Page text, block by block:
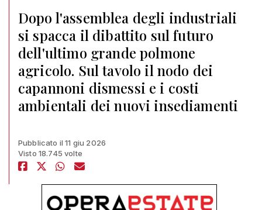
Dopo l'assemblea degli industriali
si spacca il dibattito sul futuro
dell'ultimo grande polmone
agricolo. Sul tavolo il nodo dei
capannoni dismessi e i costi
ambientali dei nuovi insediamenti
Pubblicato il 11 giu 2026
Visto 18.745 volte